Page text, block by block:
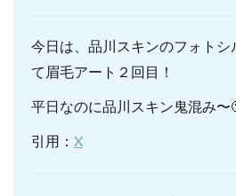
今日は、品川スキンのフォトシ
て眉毛アート２回目！
平日なのに品川スキン鬼混み〜
引用： X